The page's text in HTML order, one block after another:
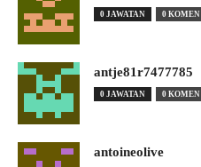
0 JAWATAN 0 KOMEN
antje81r7477785
0 JAWATAN 0 KOMEN
antoineolive